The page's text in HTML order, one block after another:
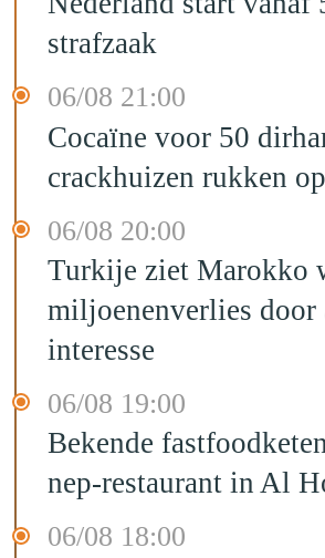
strafzaak
06/08 21:00
Cocaïne voor 50
crackhuizen rukken
06/08 20:00
Turkije ziet Marokko
miljoenenverlies door
interesse
06/08 19:00
Bekende
nep-restaurant in Al
06/08 18:00